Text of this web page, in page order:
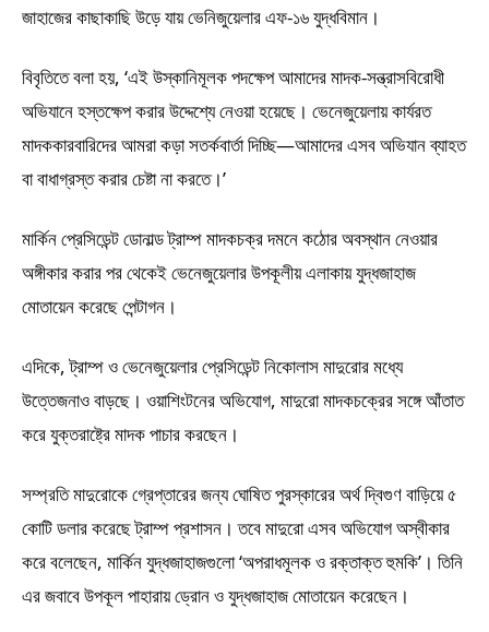
জাহাজের কাছাকাছি উড়ে যায় ভেনিজুয়েলার এফ-১৬ যুদ্ধবিমান।
বিবৃতিতে বলা হয়, ‘এই উস্কানিমূলক পদক্ষেপ আমাদের মাদক-সন্ত্রাসবিরোধী
অভিযানে হস্তক্ষেপ করার উদ্দেশ্যে নেওয়া হয়েছে। ভেনেজুয়েলায় কার্যরত
মাদককারবারিদের আমরা কড়া সতর্কবার্তা দিচ্ছি—আমাদের এসব অভিযান ব্যাহত
বা বাধাগ্রস্ত করার চেষ্টা না করতে।’
মার্কিন প্রেসিডেন্ট ডোনাল্ড ট্রাম্প মাদকচক্র দমনে কঠোর অবস্থান নেওয়ার
অঙ্গীকার করার পর থেকেই ভেনেজুয়েলার উপকূলীয় এলাকায় যুদ্ধজাহাজ
মোতায়েন করেছে পেন্টাগন।
এদিকে, ট্রাম্প ও ভেনেজুয়েলার প্রেসিডেন্ট নিকোলাস মাদুরোর মধ্যে
উত্তেজনাও বাড়ছে। ওয়াশিংটনের অভিযোগ, মাদুরো মাদকচক্রের সঙ্গে আঁতাত
করে যুক্তরাষ্ট্রে মাদক পাচার করছেন।
সম্প্রতি মাদুরোকে গ্রেপ্তারের জন্য ঘোষিত পুরস্কারের অর্থ দ্বিগুণ বাড়িয়ে ৫
কোটি ডলার করেছে ট্রাম্প প্রশাসন। তবে মাদুরো এসব অভিযোগ অস্বীকার
করে বলেছেন, মার্কিন যুদ্ধজাহাজগুলো ‘অপরাধমূলক ও রক্তাক্ত হুমকি’। তিনি
এর জবাবে উপকূল পাহারায় ড্রোন ও যুদ্ধজাহাজ মোতায়েন করেছেন।